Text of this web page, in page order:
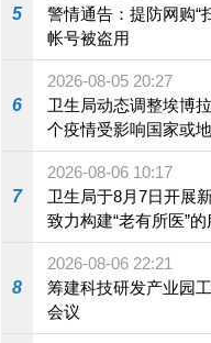
5
警情通告：提防网购“
帐号被盗用
6
2026-08-05 20:27
卫生局动态调整埃博
个疫情受影响国家或
施
7
2026-08-06 10:17
卫生局于8月7日开展
致力构建“老有所医”
8
2026-08-06 22:21
筹建科技研发产业园
会议